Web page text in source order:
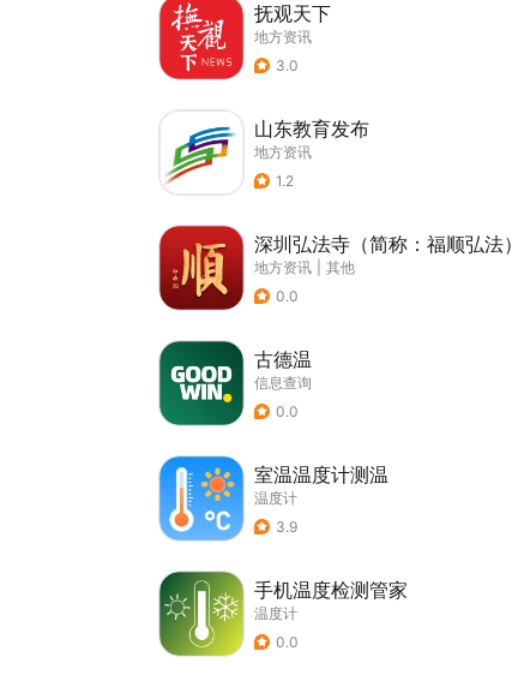
抚观天下
地方资讯
3.0
山东教育发布
地方资讯
1.2
深圳弘法寺（简称：福顺弘法）
地方资讯
其他
0.0
古德温
信息查询
0.0
室温温度计测温
温度计
3.9
手机温度检测管家
温度计
0.0